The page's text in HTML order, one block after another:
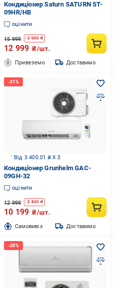
Кондиціонер Saturn SATURN ST-
09HR/HB
оцінити
15 999 -3 000 ₴
12 999 ₴/шт.
Привеземо Доставимо
Від 3 400.01 ₴ X 3
Кондиціонер Grunhelm GAC-
09GH-32
оцінити
12 999 -2 800 ₴
10 199 ₴/шт.
Cамовивіз Доставимо